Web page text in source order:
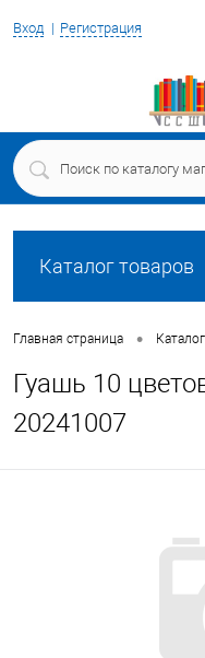
Вход Регистрация
Каталог товаров
Главная страница •
Гуашь 10
20241007